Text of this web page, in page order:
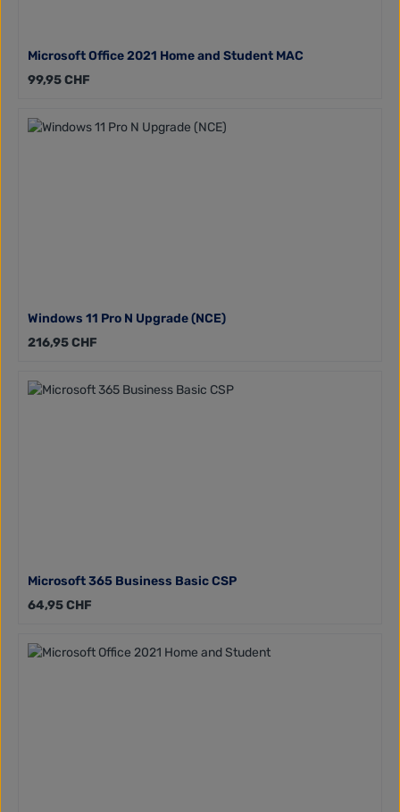
Microsoft Office 2021 Home and Student MAC
Regulärer Preis:
99,95 CHF
Windows 11 Pro N Upgrade (NCE)
Regulärer Preis:
216,95 CHF
Microsoft 365 Business Basic CSP
Regulärer Preis:
64,95 CHF